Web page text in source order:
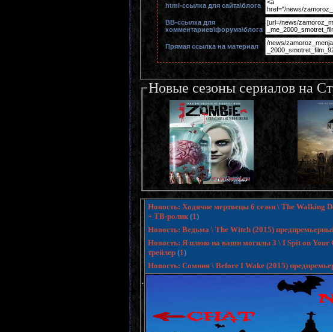
html-cсылка для сайта\блога
BB-cсылка для
комментариев\форума\блога
Прямая ссылка на материал
Новые сезоны сериалов на
.
Новость: Ходячие мертвецы 6 сезон \ The Walking
+ ТВ-ролик (1)
Новость: Ведьма \ The Witch (2015)
Новость: Я плюю на ваши могилы 3 \ I Spit on Your
трейлер (1)
Новость: Сомния \ Before I Wake (2015)